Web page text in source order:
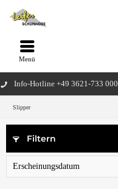
Info-Hotline +49 3621-733 000
Menü
Slipper
Filtern